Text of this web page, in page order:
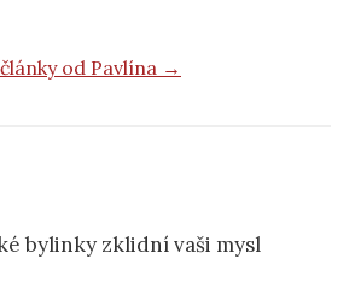
od Pavlína →
bylinky zklidní vaši mysl